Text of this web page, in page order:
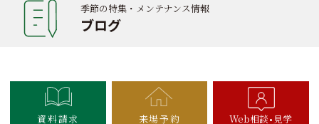
季節の特集・メンテナンス情報
ブログ
資料請求 来場予約 Web相談 見学